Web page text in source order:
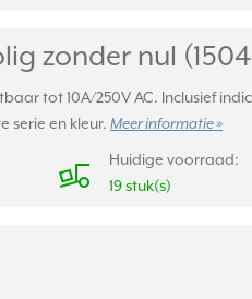
zonder nul
tot 10A/250V AC. Inclusief
serie en kleur. Meer informatie »
Huidige voorraad:
19 stuk(s)